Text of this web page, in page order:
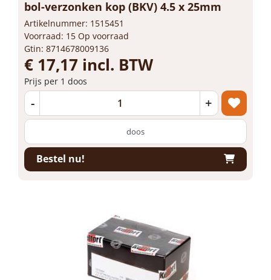
bol-verzonken kop (BKV) 4.5 x 25mm
Artikelnummer: 1515451
Voorraad: 15 Op voorraad
Gtin: 8714678009136
€ 17,17 incl. BTW
Prijs per 1 doos
- +
doos
Bestel nu!